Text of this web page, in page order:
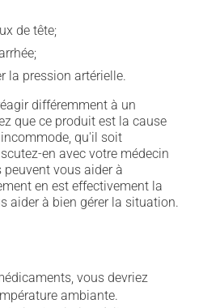
de tête;
la pression artérielle.
différemment à un
que ce produit est la cause
qu'il soit
en avec votre médecin
vous aider à
en est effectivement la
aider à bien gérer la situation.
vous devriez
ambiante.